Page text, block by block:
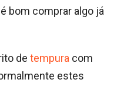
bom comprar algo já
de tempura com
estes